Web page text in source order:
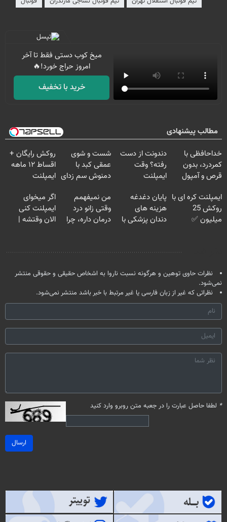
میخ کوب دستی فقط تا آخر
امروز حراج خورد!🔥
خرید با تخفیف
مطالب پیشنهادی
خداحافظی با
کمردرد، بدون
قرص و آمپول
دندونت از دست
رفته؟ وقت
ایمپلنت
شست و شوی
عمقی کبد با
دمنوش سم زدای
روکش رایگان +
اقساط ۱۲ ماهه
ایمپلنت
ایمپلنت کره ای با
روکش 25
میلیون ✅
پایان دغدغه
هزینه های
دندان پزشکی با
من نمیفهمم
وقتی زانو درد
درمان داره، چرا
اگر میخوای
ایمپلنت کنی
الان وقتشه |
نظرات حاوی توهین و هرگونه نسبت ناروا به اشخاص حقیقی و حقوقی منتشر
نمی‌شود.
نظراتی که غیر از زبان فارسی یا غیر مرتبط با خبر باشد منتشر نمی‌شود.
* لطفا حاصل عبارت را در جعبه متن روبرو وارد کنید
ارسال